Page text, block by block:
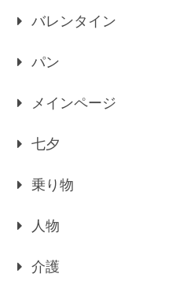
バレンタイン
パン
メインページ
七夕
乗り物
人物
介護